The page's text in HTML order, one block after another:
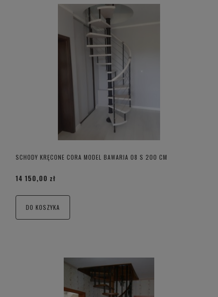
SCHODY KRĘCONE CORA MODEL BAWARIA 08 S 200 CM
14 150,00 zł
DO KOSZYKA